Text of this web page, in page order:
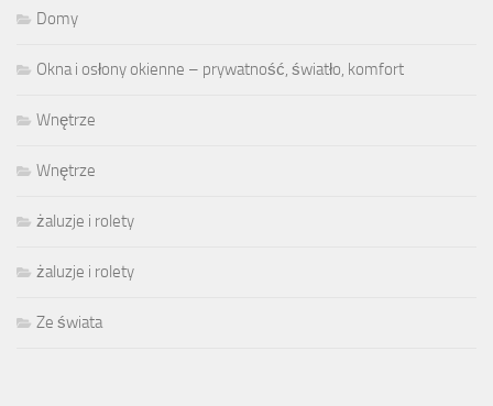
Domy
Okna i osłony okienne – prywatność, światło, komfort
Wnętrze
Wnętrze
żaluzje i rolety
żaluzje i rolety
Ze świata